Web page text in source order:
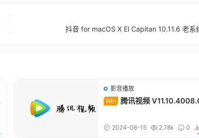
抖音 for macOS X El Capitan 10.11.6 老系
影音播放
Win
腾讯视频
2024-08-15 2.78k 0